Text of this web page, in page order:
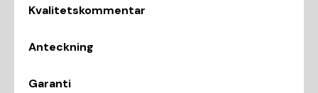
Kvalitetskommentar
Anteckning
Garanti